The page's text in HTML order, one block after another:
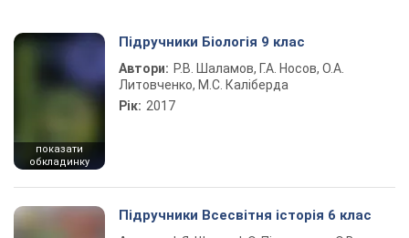
показати
обкладинку
Підручники Біологія 9 клас
Автори: Р.В. Шаламов, Г.А. Носов, О.А.
Литовченко, М.С. Каліберда
Рік: 2017
Підручники Всесвітня історія 6 клас